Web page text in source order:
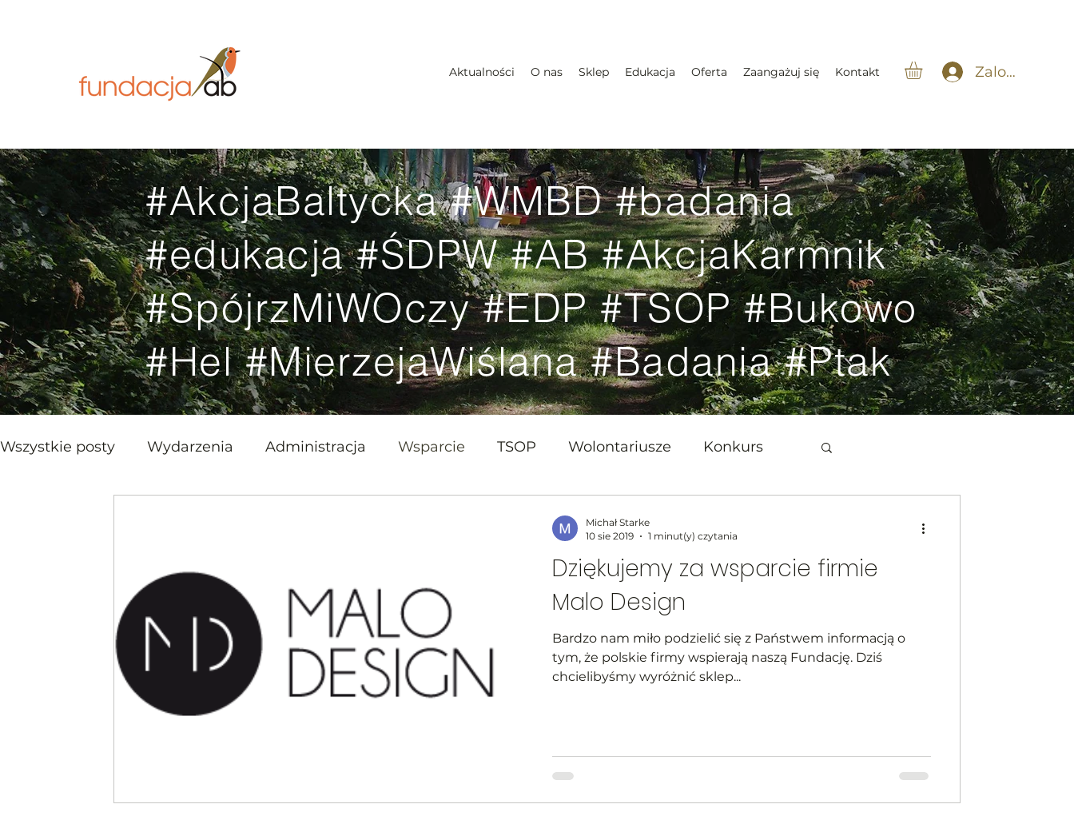
Aktualności O nas Sklep Edukacja Oferta Zaangażuj się Kontakt Zaloguj się
Wszystkie posty Wydarzenia Administracja Wsparcie TSOP Wolontariusze Konkurs
Dziękujemy za wsparcie firmie
Malo Design
Bardzo nam miło podzielić się z Państwem informacją o
tym, że polskie firmy wspierają naszą Fundację. Dziś
chcielibyśmy wyróżnić sklep...
Michał Starke
10 sie 2019
1 minut(y) czytania
#AkcjaBaltycka #WMBD #badania
#edukacja #ŚDPW #AB #AkcjaKarmnik
#SpójrzMiWOczy #EDP#TSOP #Bukowo
#Hel #MierzejaWiślana #Badania #Ptak